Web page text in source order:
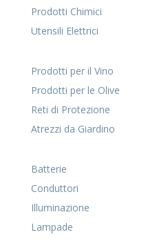
Prodotti Chimici
Utensili Elettrici
Prodotti per il Vino
Prodotti per le Olive
Reti di Protezione
Atrezzi da Giardino
Batterie
Conduttori
Illuminazione
Lampade